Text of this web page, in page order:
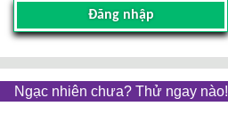
Đăng nhập
Ngạc nhiên chưa? Thử ngay nào!